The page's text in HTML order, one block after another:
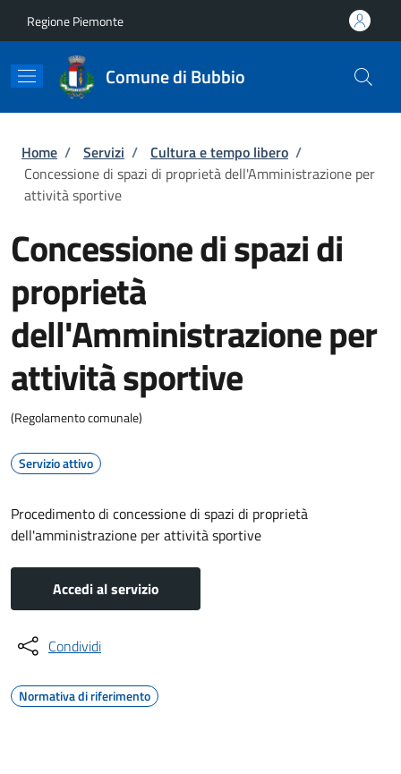
Regione Piemonte
Comune di Bubbio
Briciole di pane
Home / Servizi / Cultura e tempo libero /
Concessione di spazi di proprietà dell'Amministrazione per
attività sportive
Concessione di spazi di
proprietà
dell'Amministrazione per
attività sportive
(Regolamento comunale)
Servizio attivo
Procedimento di concessione di spazi di proprietà
dell'amministrazione per attività sportive
Accedi al servizio
Condividi
Normativa di riferimento